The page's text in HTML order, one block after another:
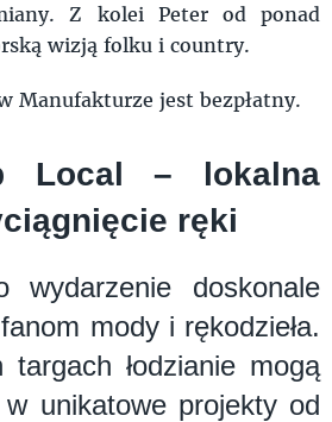
Z kolei Peter od ponad
wizją folku i country.
Manufakturze jest bezpłatny.
Local – lokalna
ręki
wydarzenie doskonale
mody i rękodzieła.
targach łodzianie mogą
unikatowe projekty od